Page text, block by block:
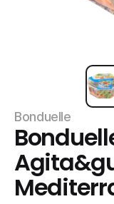
Bonduelle